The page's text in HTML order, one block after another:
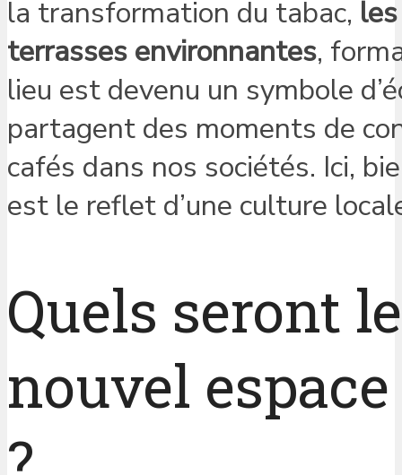
la transformation du tabac,
terrasses environnantes,
lieu est devenu un symbole
partagent des moments de
cafés dans nos sociétés. Ici,
est le reflet d’une culture
Quels seront
nouvel